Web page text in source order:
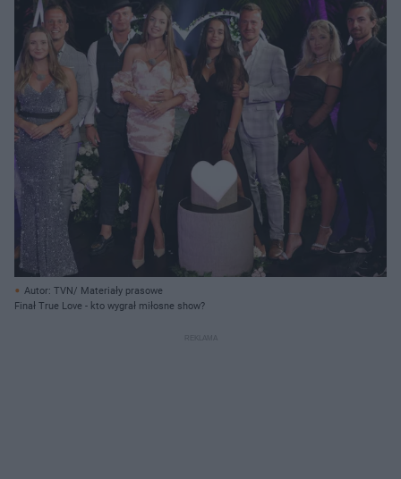
Autor: TVN/ Materiały prasowe
Finał True Love - kto wygrał miłosne show?